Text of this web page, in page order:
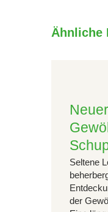
Ähnliche
Seltene
der